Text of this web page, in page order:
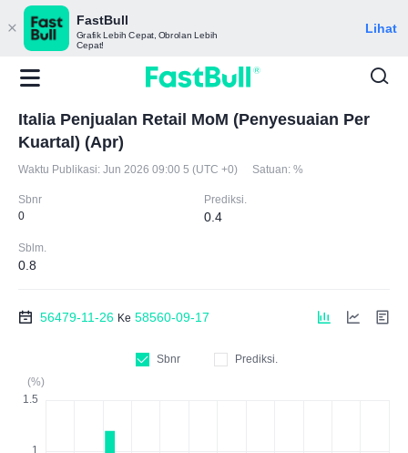
FastBull
Grafik Lebih Cepat, Obrolan Lebih
Cepat!
Lihat
Italia Penjualan Retail MoM (Penyesuaian Per
Kuartal) (Apr)
Waktu Publikasi: Jun 2026 09:00 5 (UTC +0) Satuan: %
Sbnr
0
Prediksi.
0.4
Sblm.
0.8
56479-11-26 Ke 58560-09-17
Sbnr
Prediksi.
(%)